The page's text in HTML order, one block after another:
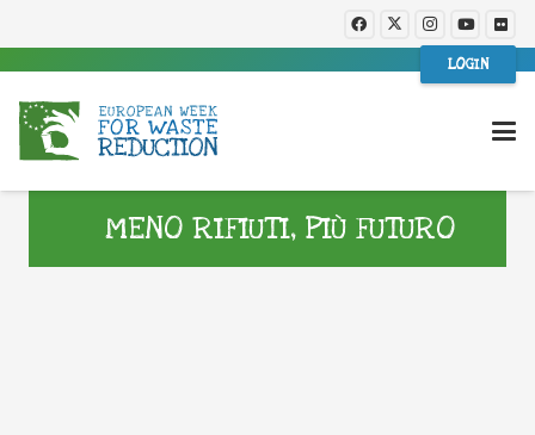
LOGIN
MENO RIFIUTI, PIÙ FUTURO